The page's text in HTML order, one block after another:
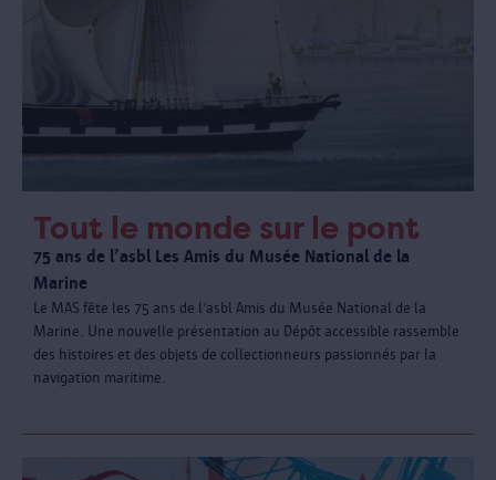
Tout le monde sur le pont
75 ans de l’asbl Les Amis du Musée National de la
Marine
Le MAS fête les 75 ans de l’asbl Amis du Musée National de la
Marine. Une nouvelle présentation au Dépôt accessible rassemble
des histoires et des objets de collectionneurs passionnés par la
navigation maritime.